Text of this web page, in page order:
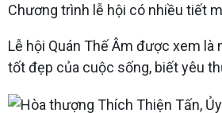
Chương trình lễ hội có nhiều tiết
Lễ hội Quán Thế Âm được xem
tốt đẹp của cuộc sống, biết yêu